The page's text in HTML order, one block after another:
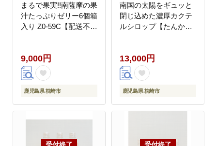
まるで果実!!南薩摩の果
汁たっぷりゼリー6個箱
入り Z0-59C【配送不可
9,000円
鹿児島県 枕崎市
南国の太陽をギュッと
閉じ込めた濃厚カクテ
ルシロップ【たんか
13,000円
鹿児島県 枕崎市